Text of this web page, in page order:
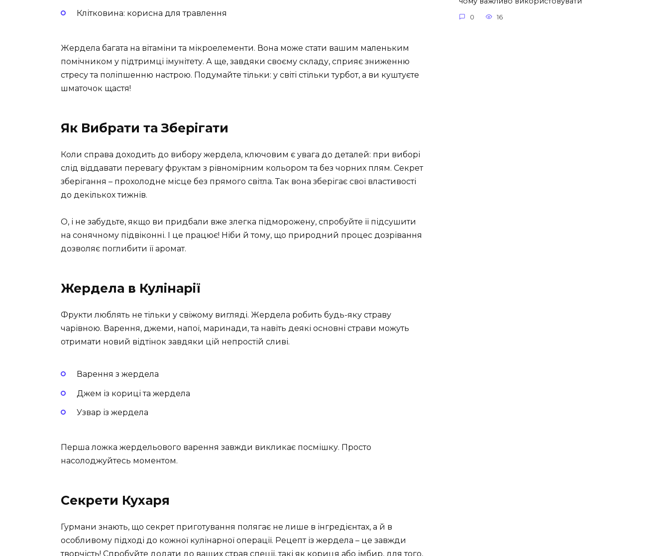
Клітковина: корисна для травлення
Жердела багата на вітаміни та мікроелементи. Вона може стати вашим маленьким
помічником у підтримці імунітету. А ще, завдяки своєму складу, сприяє зниженню
стресу та поліпшенню настрою. Подумайте тільки: у світі стільки турбот, а ви куштуєте
шматочок щастя!
Як Вибрати та Зберігати
Коли справа доходить до вибору жердела, ключовим є увага до деталей: при виборі
слід віддавати перевагу фруктам з рівномірним кольором та без чорних плям. Секрет
зберігання – прохолодне місце без прямого світла. Так вона зберігає свої властивості
до декількох тижнів.
О, і не забудьте, якщо ви придбали вже злегка підморожену, спробуйте її підсушити
на сонячному підвіконні. І це працює! Ніби й тому, що природний процес дозрівання
дозволяє поглибити її аромат.
Жердела в Кулінарії
Фрукти люблять не тільки у свіжому вигляді. Жердела робить будь-яку страву
чарівною. Варення, джеми, напої, маринади, та навіть деякі основні страви можуть
отримати новий відтінок завдяки цій непростій сливі.
Варення з жердела
Джем із кориці та жердела
Узвар із жердела
Перша ложка жердельового варення завжди викликає посмішку. Просто
насолоджуйтесь моментом.
Секрети Кухаря
Гурмани знають, що секрет приготування полягає не лише в інгредієнтах, а й в
особливому підході до кожної кулінарної операції. Рецепт із жердела – це завжди
творчість! Спробуйте додати до ваших страв спеції, такі як кориця або імбир, для того,
0 16